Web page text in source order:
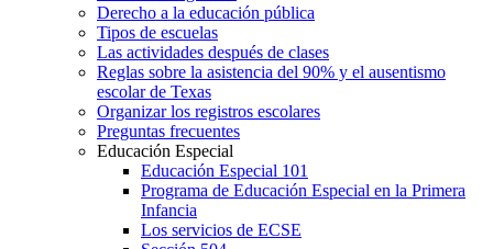
Derecho a la educación pública
Tipos de escuelas
Las actividades después de clases
Reglas sobre la asistencia del 90% y el ausentismo
escolar de Texas
Organizar los registros escolares
Preguntas frecuentes
Educación Especial
Educación Especial 101
Programa de Educación Especial en la Primera
Infancia
Los servicios de ECSE